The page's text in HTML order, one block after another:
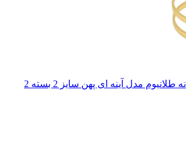
النگو طلا 18 عیار زنانه طلانیوم مدل آینه ای پهن سایز 2 بسته 2